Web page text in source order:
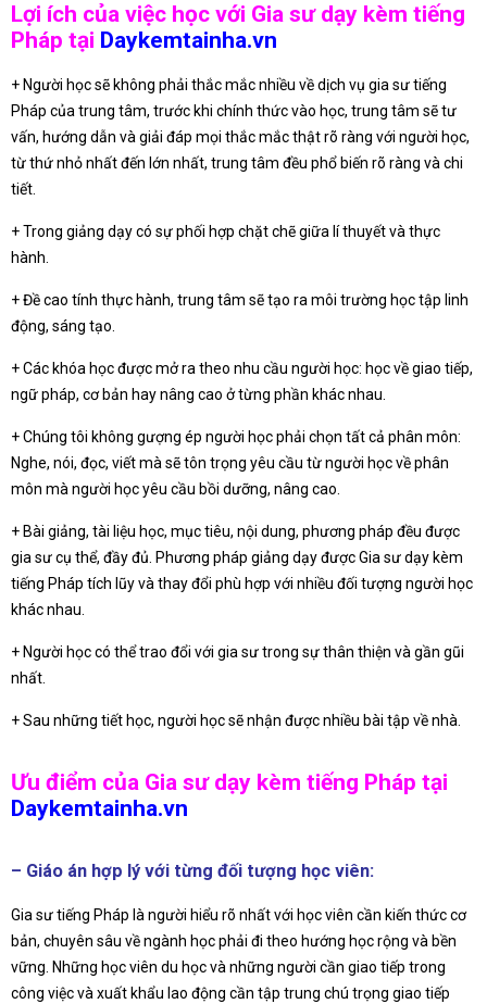
Lợi ích của việc học với Gia sư dạy kèm tiếng
Pháp tại Daykemtainha.vn
+ Người học sẽ không phải thắc mắc nhiều về dịch vụ gia sư tiếng
Pháp của trung tâm, trước khi chính thức vào học, trung tâm sẽ tư
vấn, hướng dẫn và giải đáp mọi thắc mắc thật rõ ràng với người học,
từ thứ nhỏ nhất đến lớn nhất, trung tâm đều phổ biến rõ ràng và chi
tiết.
+ Trong giảng dạy có sự phối hợp chặt chẽ giữa lí thuyết và thực
hành.
+ Đề cao tính thực hành, trung tâm sẽ tạo ra môi trường học tập linh
động, sáng tạo.
+ Các khóa học được mở ra theo nhu cầu người học: học về giao tiếp,
ngữ pháp, cơ bản hay nâng cao ở từng phần khác nhau.
+ Chúng tôi không gượng ép người học phải chọn tất cả phân môn:
Nghe, nói, đọc, viết mà sẽ tôn trọng yêu cầu từ người học về phân
môn mà người học yêu cầu bồi dưỡng, nâng cao.
+ Bài giảng, tài liệu học, mục tiêu, nội dung, phương pháp đều được
gia sư cụ thể, đầy đủ. Phương pháp giảng dạy được Gia sư dạy kèm
tiếng Pháp tích lũy và thay đổi phù hợp với nhiều đối tượng người học
khác nhau.
+ Người học có thể trao đổi với gia sư trong sự thân thiện và gần gũi
nhất.
+ Sau những tiết học, người học sẽ nhận được nhiều bài tập về nhà.
Ưu điểm của Gia sư dạy kèm tiếng Pháp tại
Daykemtainha.vn
– Giáo án hợp lý với từng đối tượng học viên:
Gia sư tiếng Pháp là người hiểu rõ nhất với học viên cần kiến thức cơ
bản, chuyên sâu về ngành học phải đi theo hướng học rộng và bền
vững. Những học viên du học và những người cần giao tiếp trong
công việc và xuất khẩu lao động cần tập trung chú trọng giao tiếp